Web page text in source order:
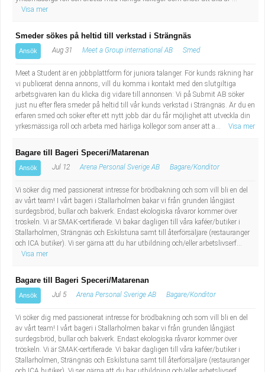
Visa mer
Smeder sökes på heltid till verkstad i Strängnäs
Ansök Aug 31 Meet a Group international AB Smed
Meet a Student är en jobbplattform för juniora talanger. För kunds räkning har
vi publicerat denna annons, vill du komma i kontakt med den slutgiltiga
arbetsgivaren kan du klicka dig vidare till annonsen: Vi på Submit AB söker
just nu efter flera smeder på heltid till vår kunds verkstad i Strängnäs. Är du en
erfaren smed och söker efter ett nytt jobb där du får möjlighet att utveckla din
yrkesmässiga roll och arbeta med härliga kollegor som anser att a...
Visa mer
Bagare till Bageri Speceri/Matarenan
Ansök Jul 12 Arena Personal Sverige AB Bagare/Konditor
Vi söker dig med passionerat intresse för brödbakning och som vill bli en del
av vårt team! I vårt bageri i Stallarholmen bakar vi från grunden långjäst
surdegsbröd, bullar och bakverk. Endast ekologiska råvaror kommer över
tröskeln. Vi är SMAK-certifierade. Vi bakar dagligen till våra kaféer/butiker i
Stallarholmen, Strängnäs och Eskilstuna samt till återförsäljare (restauranger
och ICA butiker). Vi ser gärna att du har utbildning och/eller arbetslivserf...
Visa mer
Bagare till Bageri Speceri/Matarenan
Ansök Jul 5 Arena Personal Sverige AB Bagare/Konditor
Vi söker dig med passionerat intresse för brödbakning och som vill bli en del
av vårt team! I vårt bageri i Stallarholmen bakar vi från grunden långjäst
surdegsbröd, bullar och bakverk. Endast ekologiska råvaror kommer över
tröskeln. Vi är SMAK-certifierade. Vi bakar dagligen till våra kaféer/butiker i
Stallarholmen, Strängnäs och Eskilstuna samt till återförsäljare (restauranger